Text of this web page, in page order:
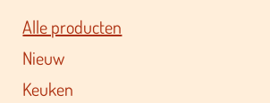
Alle producten
Nieuw
Keuken